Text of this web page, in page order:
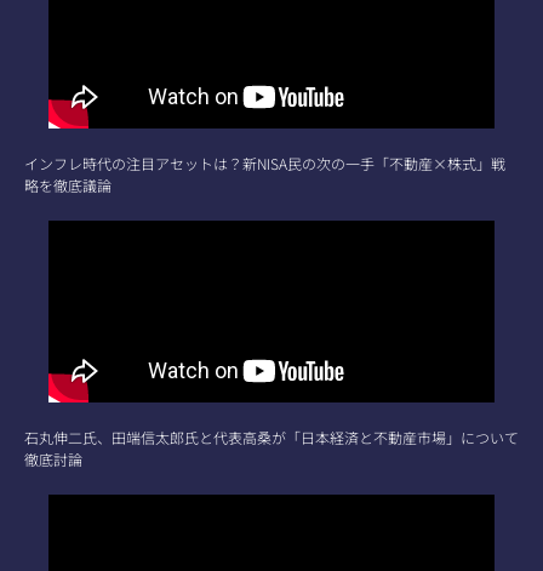
インフレ時代の注目アセットは？新NISA民の次の一手「不動産×株式」戦
略を徹底議論
石丸伸二氏、田端信太郎氏と代表高桑が「日本経済と不動産市場」について
徹底討論